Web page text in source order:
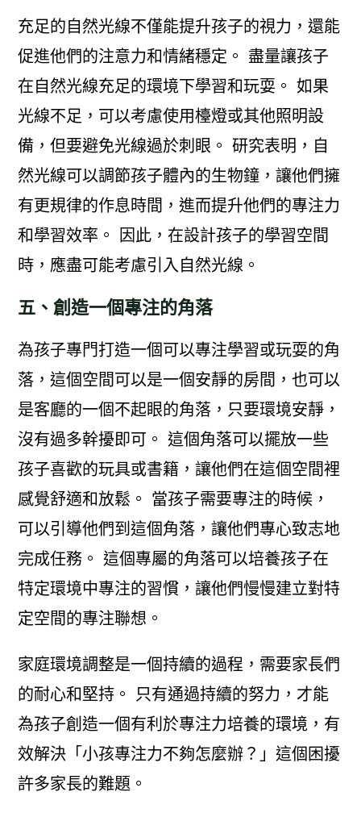
充足的自然光線不僅能提升孩子的視力，還能
促進他們的注意力和情緒穩定。 盡量讓孩子
在自然光線充足的環境下學習和玩耍。 如果
光線不足，可以考慮使用檯燈或其他照明設
備，但要避免光線過於刺眼。 研究表明，自
然光線可以調節孩子體內的生物鐘，讓他們擁
有更規律的作息時間，進而提升他們的專注力
和學習效率。 因此，在設計孩子的學習空間
時，應盡可能考慮引入自然光線。
五、創造一個專注的角落
為孩子專門打造一個可以專注學習或玩耍的角
落，這個空間可以是一個安靜的房間，也可以
是客廳的一個不起眼的角落，只要環境安靜，
沒有過多幹擾即可。 這個角落可以擺放一些
孩子喜歡的玩具或書籍，讓他們在這個空間裡
感覺舒適和放鬆。 當孩子需要專注的時候，
可以引導他們到這個角落，讓他們專心致志地
完成任務。 這個專屬的角落可以培養孩子在
特定環境中專注的習慣，讓他們慢慢建立對特
定空間的專注聯想。
家庭環境調整是一個持續的過程，需要家長們
的耐心和堅持。 只有通過持續的努力，才能
為孩子創造一個有利於專注力培養的環境，有
效解決「小孩專注力不夠怎麼辦？」這個困擾
許多家長的難題。